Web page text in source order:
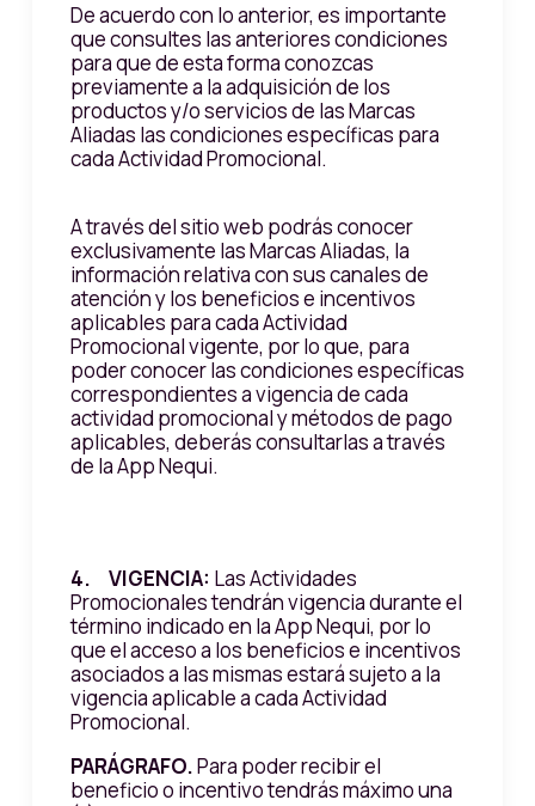
De acuerdo con lo anterior, es importante
que consultes las anteriores condiciones
para que de esta forma conozcas
previamente a la adquisición de los
productos y/o servicios de las Marcas
Aliadas las condiciones específicas para
cada Actividad Promocional.
A través del sitio web podrás conocer
exclusivamente las Marcas Aliadas, la
información relativa con sus canales de
atención y los beneficios e incentivos
aplicables para cada Actividad
Promocional vigente, por lo que, para
poder conocer las condiciones específicas
correspondientes a vigencia de cada
actividad promocional y métodos de pago
aplicables, deberás consultarlas a través
de la App Nequi.
4. VIGENCIA: Las Actividades
Promocionales tendrán vigencia durante el
término indicado en la App Nequi, por lo
que el acceso a los beneficios e incentivos
asociados a las mismas estará sujeto a la
vigencia aplicable a cada Actividad
Promocional.
PARÁGRAFO.Para poder recibir el
beneficio o incentivo tendrás máximo una